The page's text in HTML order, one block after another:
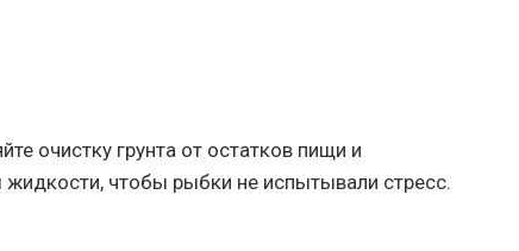
очистку грунта от остатков пищи и
жидкости, чтобы рыбки не испытывали стресс.